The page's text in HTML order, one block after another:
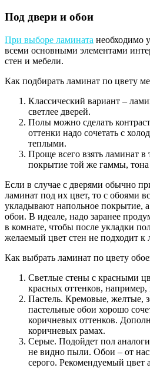
Под двери и обои
При выборе ламината необходимо
всеми основными элементами
стен и мебели.
Как подбирать ламинат по цвету
Классический вариант –
светлее дверей.
Полы можно сделать
оттенки надо сочетать с
теплыми.
Проще всего взять ламинат в
покрытие той же гаммы,
Если в случае с дверями обычно
ламинат под их цвет, то с обоями
укладывают напольное покрытие,
обои. В идеале, надо заранее
в комнате, чтобы после укладки
желаемый цвет стен не подходит к
Как выбрать ламинат по цвету
Светлые стены с красными
красных оттенков,
Пастель. Кремовые, желтые,
пастельные обои хорошо
коричневых оттенков.
коричневых рамах.
Серые. Подойдет пол
не видно пыли. Обои – от
серого. Рекомендуемый цвет